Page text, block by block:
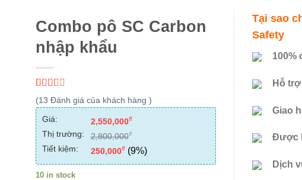
Combo pô SC Carbon
nhập khẩu
2.15
out
of
5
based
on
13
customer
ratings
(13 Đánh giá của khách hàng )
Giá:
2,550,000₫
Thị trường: 2,800,000₫
Tiết kiệm: 250,000₫ (9%)
10 in stock
Tại sao
Safety
100%
Hỗ
Giao
Được
Dịch